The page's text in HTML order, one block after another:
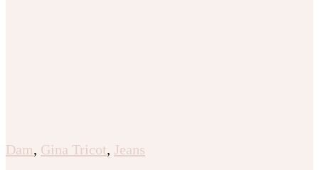
Dam, Gina Tricot, Jeans